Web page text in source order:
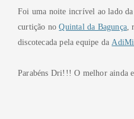
Foi uma noite incrível ao lado
curtição noQuintal da Bagunça,
discotecada pela equipe da
Parabéns Dri!!! O melhor ainda